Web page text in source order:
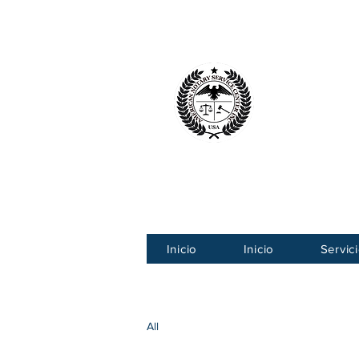
Inicio Inicio
All